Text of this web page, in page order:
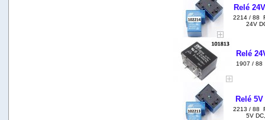
Relé
2214 / 88
24V
Relé
1907 / 88
Relé
2213 / 88
5V